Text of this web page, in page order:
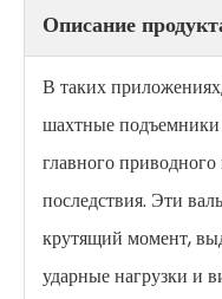
Описание
В таких
шахтные
главного
последствия. Эти
крутящий момент,
ударные нагрузки и